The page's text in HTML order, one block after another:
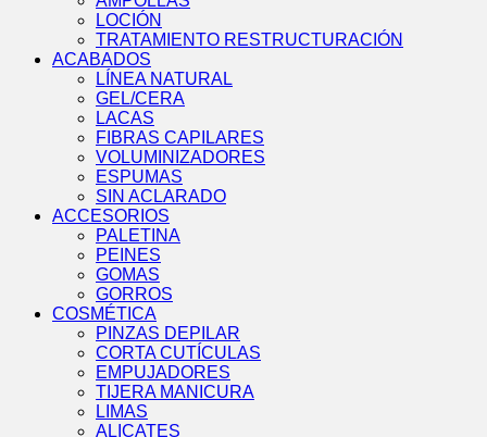
LOCIÓN
TRATAMIENTO RESTRUCTURACIÓN
ACABADOS
LÍNEA NATURAL
GEL/CERA
LACAS
FIBRAS CAPILARES
VOLUMINIZADORES
ESPUMAS
SIN ACLARADO
ACCESORIOS
PALETINA
PEINES
GOMAS
GORROS
COSMÉTICA
PINZAS DEPILAR
CORTA CUTÍCULAS
EMPUJADORES
TIJERA MANICURA
LIMAS
ALICATES